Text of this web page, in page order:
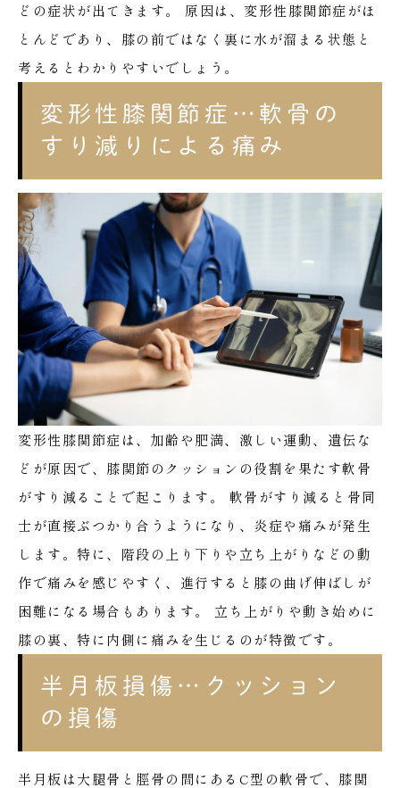
どの症状が出てきます。
原因は、変形性膝関節症がほ
とんどであり、膝の前ではなく裏に水が溜まる状態と
考えるとわかりやすいでしょう。
変形性膝関節症…軟骨の
すり減りによる痛み
変形性膝関節症は、加齢や肥満、激しい運動、遺伝な
どが原因で、膝関節のクッションの役割を果たす軟骨
がすり減ることで起こります。
軟骨がすり減ると骨同
士が直接ぶつかり合うようになり、炎症や痛みが発生
します。特に、階段の上り下りや立ち上がりなどの動
作で痛みを感じやすく、進行すると膝の曲げ伸ばしが
困難になる場合もあります。
立ち上がりや動き始めに
膝の裏、特に内側に痛みを生じるのが特徴です。
半月板損傷…クッション
の損傷
半月板は大腿骨と脛骨の間にあるC型の軟骨で、膝関